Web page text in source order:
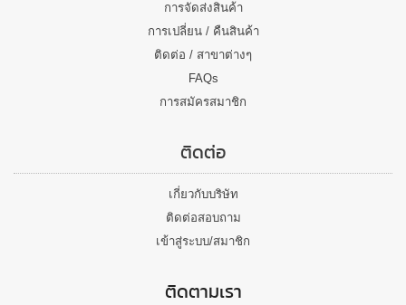
การจัดส่งสินค้า
การเปลี่ยน / คืนสินค้า
ติดต่อ / สาขาต่างๆ
FAQs
การสมัครสมาชิก
ติดต่อ
เกี่ยวกับบริษัท
ติดต่อสอบถาม
เข้าสู่ระบบ/สมาชิก
ติดตามเรา